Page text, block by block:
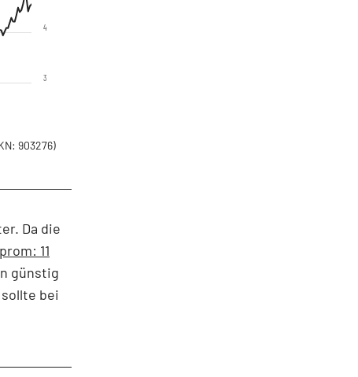
3
4
903276)
Da die
11
günstig
bei